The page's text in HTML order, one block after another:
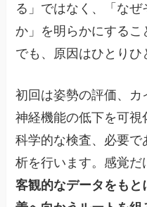
る」ではなく、「な
か」を明らかにする
でも、原因はひとりひ
初回は姿勢の評価、カ
神経機能の低下を可視
科学的な検査、必要
析を行います。感覚だ
客観的なデータをも